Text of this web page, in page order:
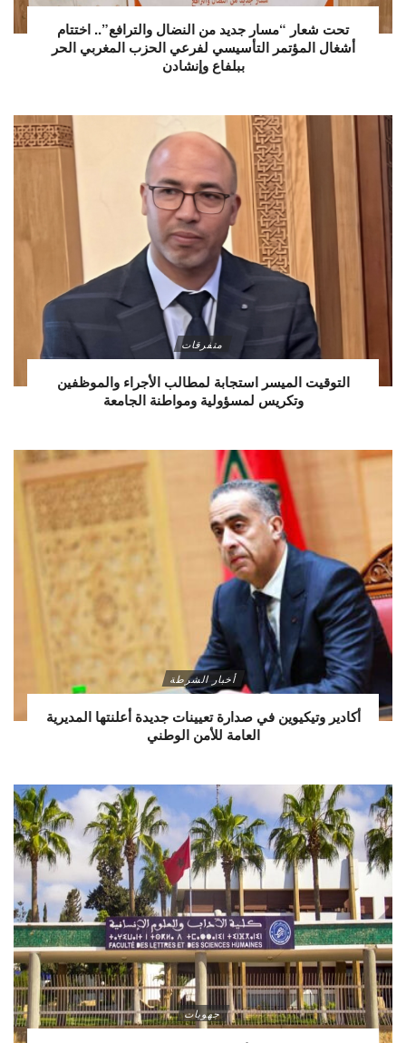
تحت شعار “مسار جديد من النضال والترافع”.. اختتام
أشغال المؤتمر التأسيسي لفرعي الحزب المغربي الحر
ببلفاع وإنشادن
متفرقات
التوقيت الميسر استجابة لمطالب الأجراء والموظفين
وتكريس لمسؤولية ومواطنة الجامعة
أخبار الشرطة
أكادير وتيكيوين في صدارة تعيينات جديدة أعلنتها المديرية
العامة للأمن الوطني
جهويات